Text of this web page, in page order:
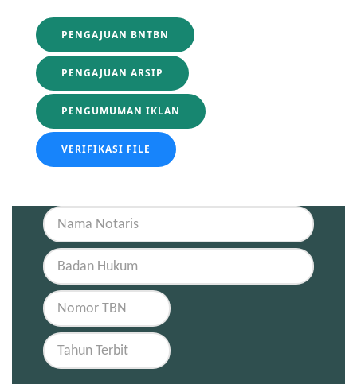
PENGAJUAN BNTBN
PENGAJUAN ARSIP
PENGUMUMAN IKLAN
VERIFIKASI FILE